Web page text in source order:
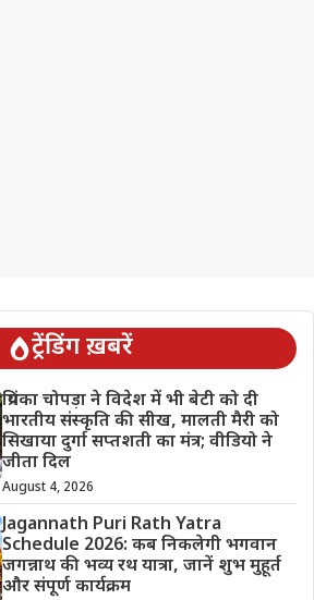
ट्रेंडिंग ख़बरें
प्रियंका चोपड़ा ने विदेश में भी बेटी को दी
भारतीय संस्कृति की सीख, मालती मैरी को
सिखाया दुर्गा सप्तशती का मंत्र; वीडियो ने
जीता दिल
August 4, 2026
Jagannath Puri Rath Yatra
Schedule 2026: कब निकलेगी भगवान
जगन्नाथ की भव्य रथ यात्रा, जानें शुभ मुहूर्त
और संपूर्ण कार्यक्रम